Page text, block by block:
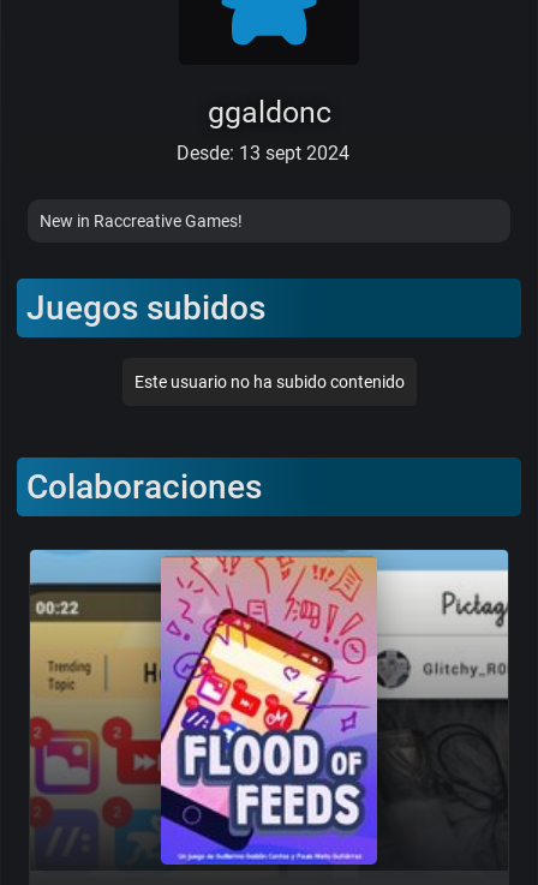
ggaldonc
Desde: 13 sept 2024
New in Raccreative Games!
Juegos subidos
Este usuario no ha subido contenido
Colaboraciones